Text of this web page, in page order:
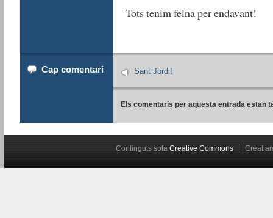
Tots tenim feina per endavant!
Cap comentari Sant Jordi!
Els comentaris per aquesta entrada estan
Continguts sota Creative Commons Creat